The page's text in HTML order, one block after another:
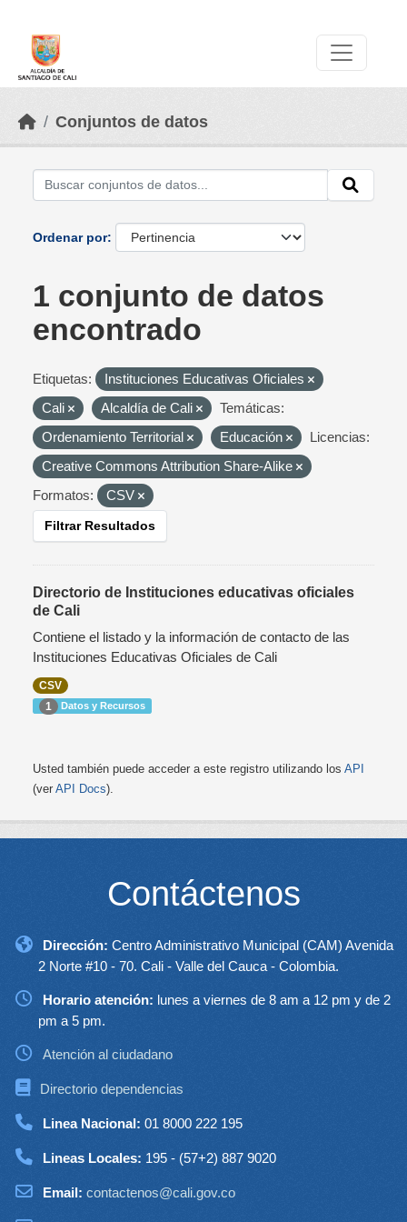
Conjuntos de datos
Ordenar por
1 conjunto de datos
encontrado
Etiquetas:
Instituciones Educativas Oficiales
Cali
Alcaldía de Cali
Temáticas:
Ordenamiento Territorial
Educación
Licencias:
Creative Commons Attribution Share-Alike
Formatos:
CSV
Filtrar Resultados
Directorio de Instituciones educativas oficiales
de Cali
Contiene el listado y la información de contacto de las
Instituciones Educativas Oficiales de Cali
CSV
1 Datos y Recursos
Usted también puede acceder a este registro utilizando los API
(ver API Docs).
Contáctenos
Dirección: Centro Administrativo Municipal (CAM) Avenida
2 Norte #10 - 70. Cali - Valle del Cauca - Colombia.
Horario atención: lunes a viernes de 8 am a 12 pm y de 2
pm a 5 pm.
Atención al ciudadano
Directorio dependencias
Linea Nacional: 01 8000 222 195
Lineas Locales: 195 - (57+2) 887 9020
Email: contactenos@cali.gov.co